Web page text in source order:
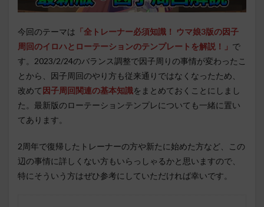
今回のテーマは 「全トレーナー必須知識！ ウマ娘3版の因子
周回のイロハとローテーションのテンプレートを解説！」 で
す。2023/2/24のバランス調整で因子周りの事情が変わったこ
とから、因子周回のやり方も従来通りではなくなったため、
改めて因子周回関連の基本知識をまとめておくことにしまし
た。最新版のローテーションテンプレについても一緒に置い
てあります。
2周年で復帰したトレーナーの方や新たに始めた方など、この
辺の事情に詳しくない方もいらっしゃるかと思いますので、
特にそういう方はぜひ参考にしていただければ幸いです。